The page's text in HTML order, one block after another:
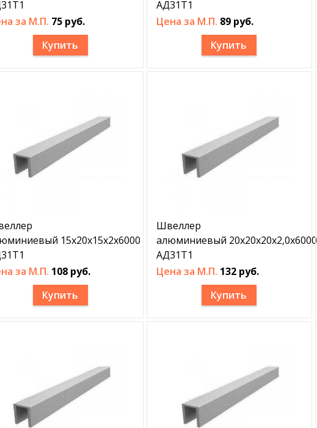
за М.П. 75 руб.
Купить
АД31Т1
Цена за М.П. 89 руб.
Купить
15х20х15х2х6000
за М.П. 108 руб.
Купить
Швеллер
алюминиевый 20х20х20х2,0х6000
АД31Т1
Цена за М.П. 132 руб.
Купить